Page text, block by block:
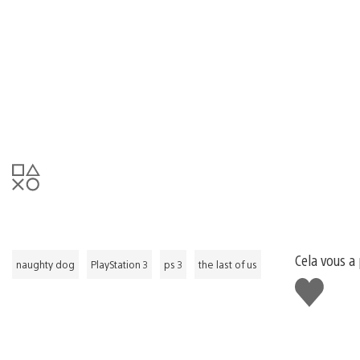
naughty dog PlayStation 3 ps 3 the last of us
Cela vous
J'aime